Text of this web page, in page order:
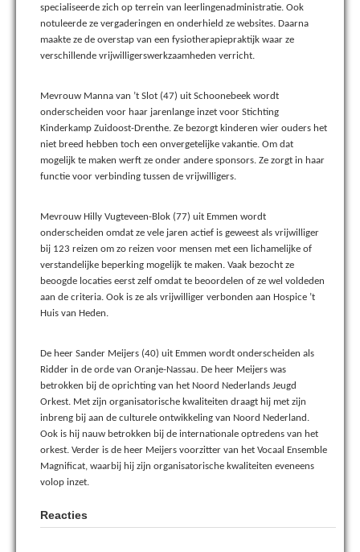
specialiseerde zich op terrein van leerlingenadministratie. Ook
notuleerde ze vergaderingen en onderhield ze websites. Daarna
maakte ze de overstap van een fysiotherapiepraktijk waar ze
verschillende vrijwilligerswerkzaamheden verricht.
Mevrouw Manna van ’t Slot (47) uit Schoonebeek wordt
onderscheiden voor haar jarenlange inzet voor Stichting
Kinderkamp Zuidoost-Drenthe. Ze bezorgt kinderen wier ouders het
niet breed hebben toch een onvergetelijke vakantie. Om dat
mogelijk te maken werft ze onder andere sponsors. Ze zorgt in haar
functie voor verbinding tussen de vrijwilligers.
Mevrouw Hilly Vugteveen-Blok (77) uit Emmen wordt
onderscheiden omdat ze vele jaren actief is geweest als vrijwilliger
bij 123 reizen om zo reizen voor mensen met een lichamelijke of
verstandelijke beperking mogelijk te maken. Vaak bezocht ze
beoogde locaties eerst zelf omdat te beoordelen of ze wel voldeden
aan de criteria. Ook is ze als vrijwilliger verbonden aan Hospice ’t
Huis van Heden.
De heer Sander Meijers (40) uit Emmen wordt onderscheiden als
Ridder in de orde van Oranje-Nassau. De heer Meijers was
betrokken bij de oprichting van het Noord Nederlands Jeugd
Orkest. Met zijn organisatorische kwaliteiten draagt hij met zijn
inbreng bij aan de culturele ontwikkeling van Noord Nederland.
Ook is hij nauw betrokken bij de internationale optredens van het
orkest. Verder is de heer Meijers voorzitter van het Vocaal Ensemble
Magnificat, waarbij hij zijn organisatorische kwaliteiten eveneens
volop inzet.
Reacties